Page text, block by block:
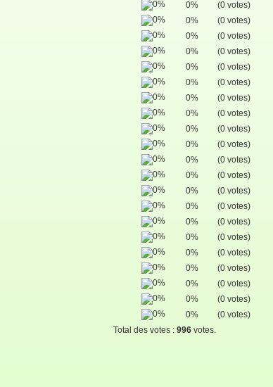
0%
(0 votes)
0%
(0 votes)
0%
(0 votes)
0%
(0 votes)
0%
(0 votes)
0%
(0 votes)
0%
(0 votes)
0%
(0 votes)
0%
(0 votes)
0%
(0 votes)
0%
(0 votes)
0%
(0 votes)
0%
(0 votes)
0%
(0 votes)
0%
(0 votes)
0%
(0 votes)
0%
(0 votes)
0%
(0 votes)
0%
(0 votes)
0%
(0 votes)
0%
(0 votes)
Total des votes : 996 votes.